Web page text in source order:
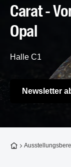
Carat -
Opal
Halle C1
Newsletter
Zur Startseite